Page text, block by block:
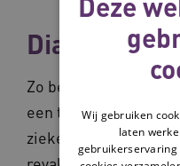
Diagnose
Zo begon het. In
een tweede
ziekenhuis. Een
Wij gebruiken
laten